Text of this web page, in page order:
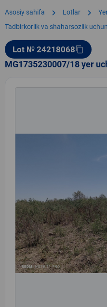
Asosiy sahifa chevron_right Lotlar chevron_right
Tadbirkorlik va shaharsozlik uchun
Lot № 24218068content_copy
MG1735230007/18 yer